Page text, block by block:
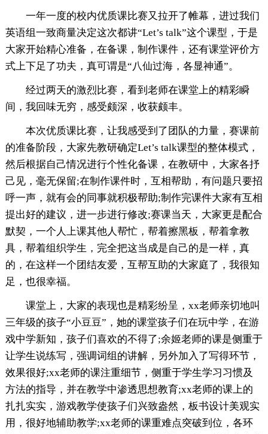
一年一度的校内优质课比赛又拉开了帷幕，进过我们
英语组一致商量决定这次都讲“Let’s talk”这个课型，于是
大家开始精心准备，在备课，制作课件，还有课堂评价方
式上下足了功夫，真可谓是“八仙过海，各显神通”。
经过两天的激烈比赛，看到老师在课堂上的精彩瞬
间，我回味无穷，感受颇深，收获颇丰。
本次优质课比赛，让我感受到了团队的力量，赛课前
的准备阶段，大家先教研确定Let’s talk课型的整体模式，
然后根据自己情况进行个性化备课，在教研中，大家各抒
己见，毫无保留;在制作课件时，互相帮助，有问题只要招
呼一声，就有会的同事就积极帮助;制作完课件大家有互相
提出好的建议，进一步进行修改;赛课当天，大家更是配合
默契，一个人上课其他人帮忙，帮着擦黑板，帮着拿教
具，帮着组织学生，完全把这当成是自己的是一样，真
的，在这样一个团结友爱，互帮互助的大家庭了，我很知
足，也很幸福。
课堂上，大家的表现也是精彩纷呈，xx老师亲切地叫
三年级的孩子“小豆豆”，她的课堂孩子们在玩中学，在游
戏中学新知，孩子们喜欢的不得了;余姬老师的课是侧重于
让学生说练写，强调词组的讲解，另外加入了写得环节，
效果很好;xx老师的课注重细节，侧重于学生学习习惯及
方法的指导，并在教学中渗透思想教育;xx老师的课上的
扎扎实实，游戏教学使孩子们兴致盎然，板书设计美观实
用，很好地辅助教学;xx老师的课重难点突破到位，各环